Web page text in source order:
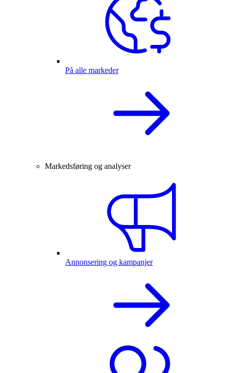
På alle markeder
Markedsføring og analyser
Annonsering og kampanjer